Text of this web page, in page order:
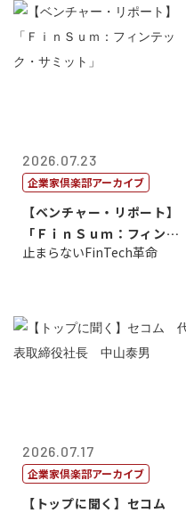
2026.07.23
企業家倶楽部アーカイブ
【ベンチャー・リポート】
「ＦｉｎＳｕｍ：フィンテ
ック・サミッ...
止まらないFinTech革命
2026.07.17
企業家倶楽部アーカイブ
【トップに聞く】セコム